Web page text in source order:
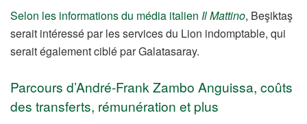
Selon les informations du média italien Il Mattino, Beşiktaş
serait intéressé par les services du Lion indomptable, qui
serait également ciblé par Galatasaray.
Parcours d’André-Frank Zambo Anguissa, coûts
des transferts, rémunération et plus